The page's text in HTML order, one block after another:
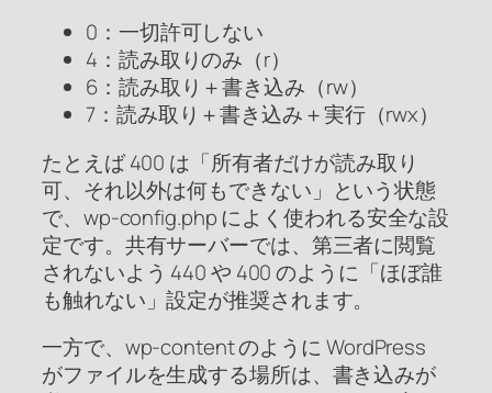
0：一切許可しない
4：読み取りのみ（r）
6：読み取り＋書き込み（rw）
7：読み取り＋書き込み＋実行（rwx）
たとえば 400 は「所有者だけが読み取り
可、それ以外は何もできない」という状態
で、wp-config.php によく使われる安全な設
定です。共有サーバーでは、第三者に閲覧
されないよう 440 や 400 のように「ほぼ誰
も触れない」設定が推奨されます。
一方で、wp-content のように WordPress
がファイルを生成する場所は、書き込みが